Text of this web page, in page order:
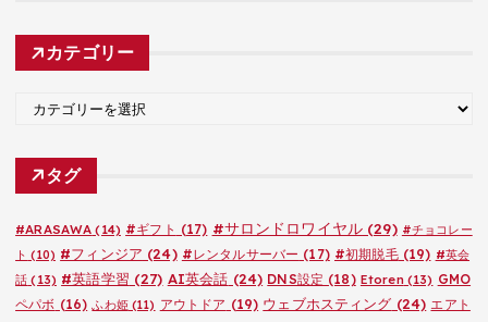
カ
カテゴリー
ゴ
タグ
#ARASAWA (14) #ギフト (17) #サロンドロワイヤル(29) #チョコレー
ト (10) #フィンジア (24) #レンタルサーバー (17) #初期脱毛(19) #英会
話 (13) #英語学習 (27) AI英会話 (24) DNS設定 (18) Etoren(13) GMO
ペパボ (16) ふわ姫(11) アウトドア (19) ウェブホスティング (24) エアト